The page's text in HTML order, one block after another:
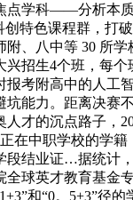
点学科——分析本
创特色课程群，
附、八中等 30 所
招生4个班，每
考附高中的人工
坑能力。距离决
才的沉点路子，
在中职学校的学
结业证…据统计
球英才教育基金
和“0。5+3”径